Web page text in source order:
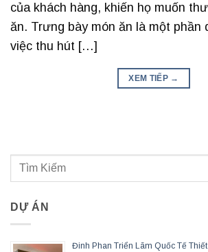
của khách hàng, khiến họ muốn
ăn. Trưng bày món ăn là một phần
việc thu hút […]
XEM TIẾP →
DỰ ÁN
Đinh Phan Triển Lãm Quốc Tế